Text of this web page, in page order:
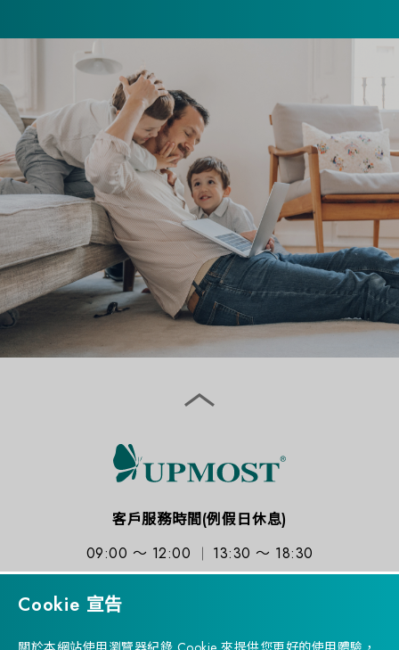
客戶服務時間(例假日休息)
09:00 ～ 12:00
13:30 ～ 18:30
Cookie 宣告